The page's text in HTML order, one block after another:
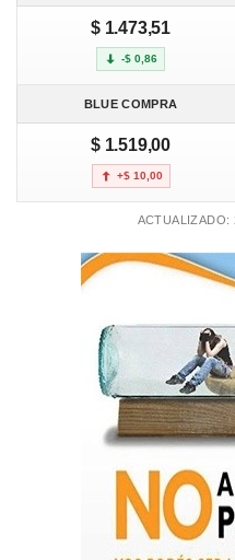
$ 1.473,51
-$ 0,86
BLUE COMPRA
$ 1.519,00
+$ 10,00
ACTUALIZADO: